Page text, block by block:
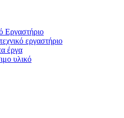
Εργαστήριο
εργαστήριο
έργα
υλικό